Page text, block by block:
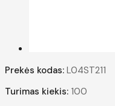
Prekės kodas: L04ST211
Turimas kiekis: 100